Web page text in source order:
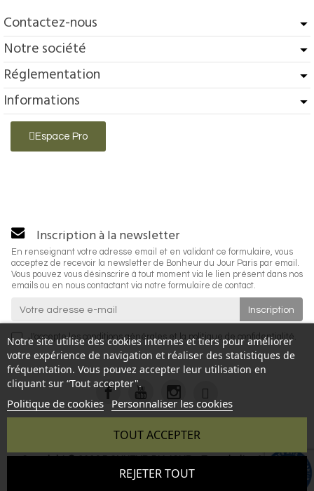
Contactez-nous
Notre société
Réglementation
Informations
Espace Pro
Notre site utilise des cookies internes et tiers pour améliorer
votre expérience de navigation et réaliser des statistiques de
fréquentation. Vous pouvez accepter leur utilisation en
cliquant sur “Tout accepter".
Politique de cookies Personnaliser les cookies
REJETER TOUT
TOUT ACCEPTER
Inscription à la newsletter
En renseignant votre adresse email et en validant ce formulaire, vous
acceptez de recevoir la newsletter de Bonheur du Jour Paris par email.
Vous pouvez vous désinscrire à tout moment via le lien présent dans nos
emails ou en nous contactant via notre formulaire de contact.
J'accepte les conditions générales et la politique de confidentialité.
- Reproduction interdite sans autorisation - Site réalisé par :